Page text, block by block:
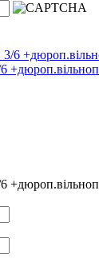
+дюроп.вільноп
+дюроп.вільноп